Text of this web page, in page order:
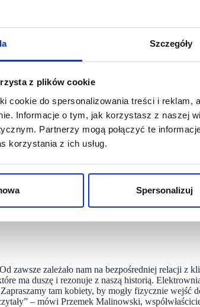
Szczegóły
z plików cookie
cookie do spersonalizowania treści i reklam,
Informacje o tym, jak korzystasz z naszej
Partnerzy mogą połączyć te
korzystania z ich usług.
Spersonalizuj
w zaciszu własnej manufaktury pod
butik stacjonarny. Na lokalizację wybrano
od blisko czterech dekad. Jako jedna z
pod Radomiem, gdzie każdy model powstaje od
multibrandowych, dopiero teraz
zawsze zależało nam na bezpośredniej relacji z
ma duszę i rezonuje z naszą historią.
tam kobiety, by mogły fizycznie wejść
– mówi Przemek Malinowski,